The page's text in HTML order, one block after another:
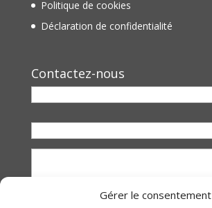
Gérer le consentement
Politique de cookies
Déclaration de confidentialité
Contactez-nous